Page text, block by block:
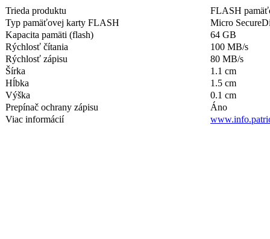
Trieda produktu
FLASH
Typ pamäťovej karty FLASH
Micro
Kapacita pamäti (flash)
64 GB
Rýchlosť čítania
100 MB/s
Rýchlosť zápisu
80 MB/s
Šírka
1.1 cm
Hĺbka
1.5 cm
Výška
0.1 cm
Prepínač ochrany zápisu
Áno
Viac informácií